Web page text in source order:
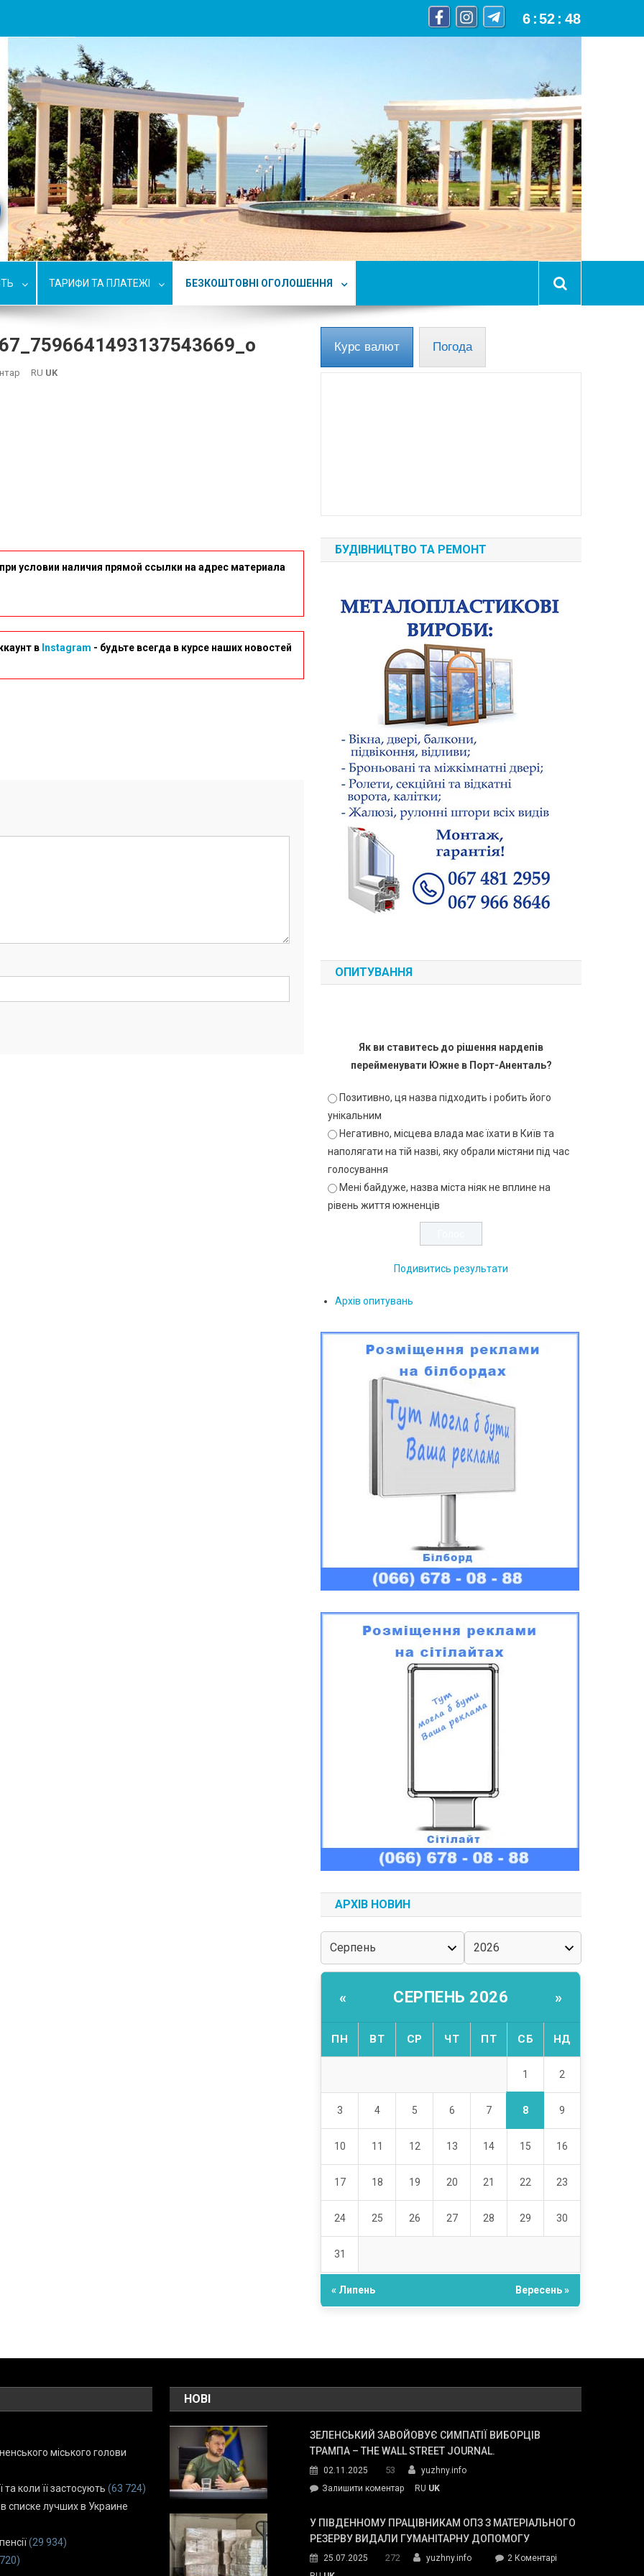
6 :52 : 49
ТАРИФИ ТА ПЛАТЕЖІ БЕЗКОШТОВНІ ОГОЛОШЕННЯ
RU UK
условии наличия прямой ссылки на адрес материала
в Instagram - будьте всегда в курсе наших новостей
Курс валют Погода
БУДІВНИЦТВО ТА РЕМОНТ
ОПИТУВАННЯ
Як ви ставитесь до рішення нардепів
перейменувати Южне в Порт-Аненталь?
Позитивно, ця назва підходить і робить його
унікальним
Негативно, місцева влада має їхати в Київ та
наполягати на тій назві, яку обрали містяни під час
голосування
Мені байдуже, назва міста ніяк не вплине на
рівень життя южненців
Подивитись результати
Архів опитувань
АРХІВ НОВИН
« СЕРПЕНЬ 2026 »
ПН ВТ СР ЧТ ПТ СБ НД
1 2
3 4 5 6 7 8 9
10 11 12 13 14 15 16
17 18 19 20 21 22 23
24 25 26 27 28 29 30
31
« Липень Вересень »
міського голови
коли її застосують (63 724)
списке лучших в Украине
(29 934)
НОВІ
ЗЕЛЕНСЬКИЙ ЗАВОЙОВУЄ СИМПАТІЇ ВИБОРЦІВ
ТРАМПА – THE WALL STREET JOURNAL.
02.11.2025 53
yuzhny.info
Залишити коментарon
завойовує
симпатії
Трампа
RU UK
У ПІВДЕННОМУ ПРАЦІВНИКАМ ОПЗ З МАТЕРІАЛЬНОГО
РЕЗЕРВУ ВИДАЛИ ГУМАНІТАРНУ ДОПОМОГУ
25.07.2025 272 yuzhny.info 2 Коментарідо